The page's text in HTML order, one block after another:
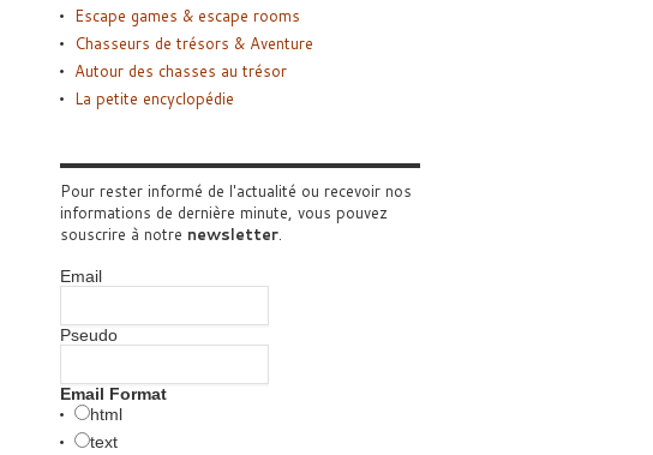
Escape games & escape rooms
Chasseurs de trésors & Aventure
Autour des chasses au trésor
La petite encyclopédie
Pour rester informé de l'actualité ou recevoir nos
informations de dernière minute, vous pouvez
souscrire à notre newsletter.
Email
Pseudo
Email Format
html
text